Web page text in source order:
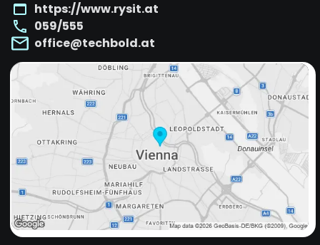
https://www.rysit.at
059/555
office@techbold.at